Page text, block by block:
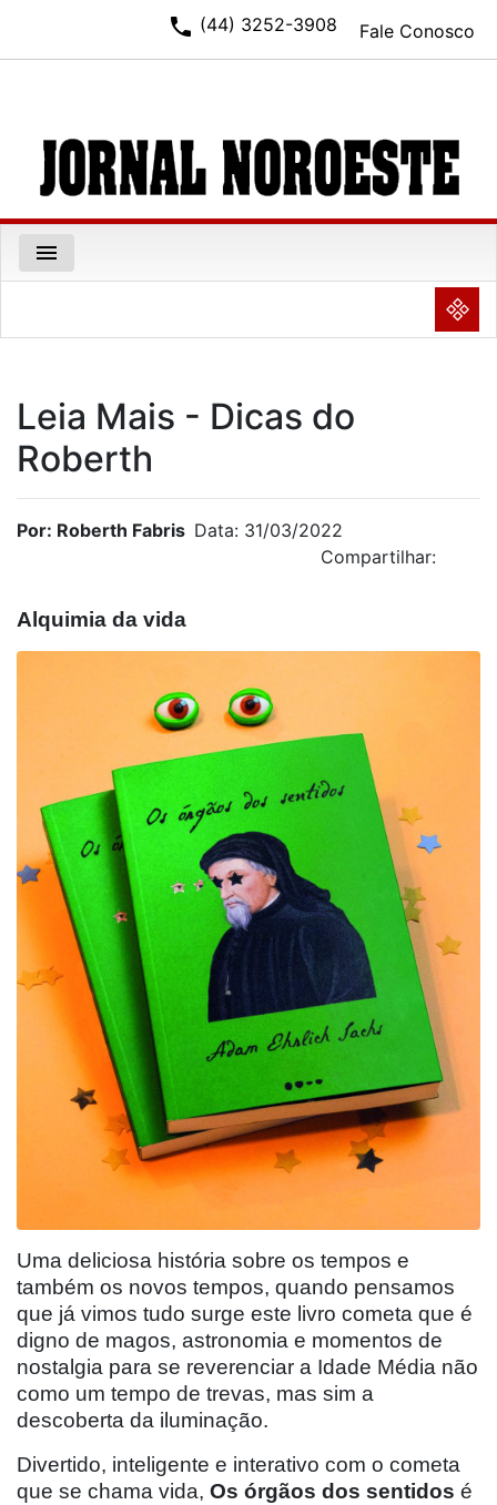
Fale Conosco
phone (44) 3252-3908
menu
NULL
Leia Mais - Dicas do
Roberth
Por: Roberth Fabris Data: 31/03/2022
Compartilhar:
Alquimia da vida
Uma deliciosa história sobre os tempos e
também os novos tempos, quando pensamos
que já vimos tudo surge este livro cometa que é
digno de magos, astronomia e momentos de
nostalgia para se reverenciar a Idade Média não
como um tempo de trevas, mas sim a
descoberta da iluminação.
Divertido, inteligente e interativo com o cometa
que se chama vida, Os órgãos dos sentidos é